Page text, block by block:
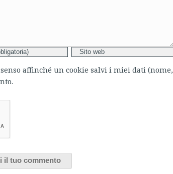
affinché un cookie salvi i miei dati (nome,